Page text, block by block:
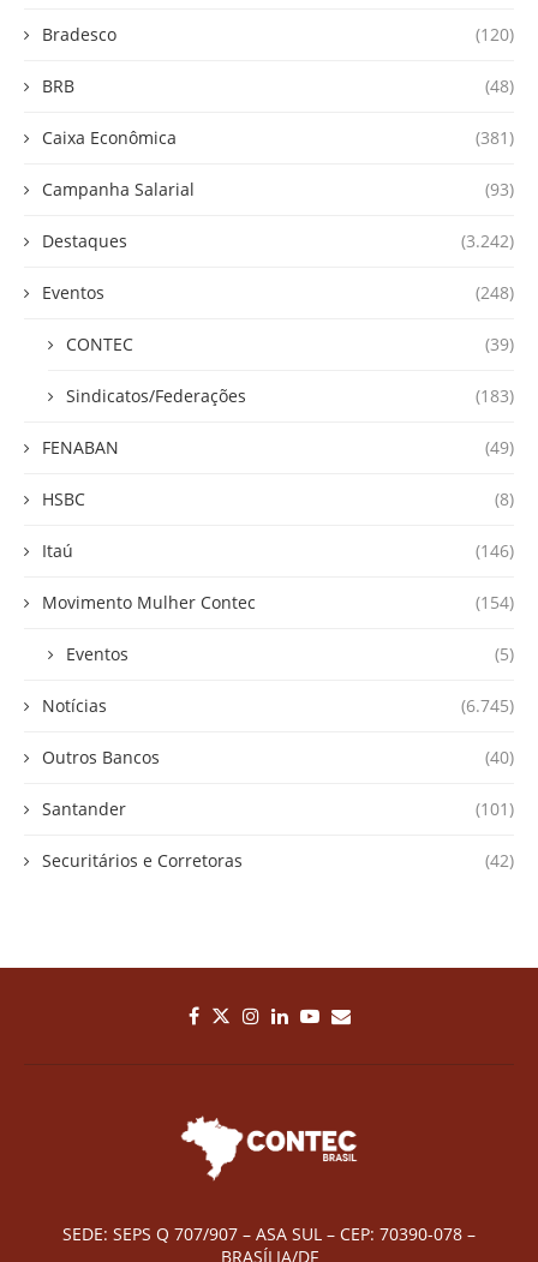
Bradesco (120)
BRB (48)
Caixa Econômica (381)
Campanha Salarial (93)
Destaques (3.242)
Eventos (248)
CONTEC (39)
Sindicatos/Federações (183)
FENABAN (49)
HSBC (8)
Itaú (146)
Movimento Mulher Contec (154)
Eventos (5)
Notícias (6.745)
Outros Bancos (40)
Santander (101)
Securitários e Corretoras (42)
SEDE: SEPS Q 707/907 – ASA SUL – CEP: 70390-078 –
BRASÍLIA/DF